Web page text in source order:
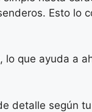
Esto lo
que ayuda a
detalle según